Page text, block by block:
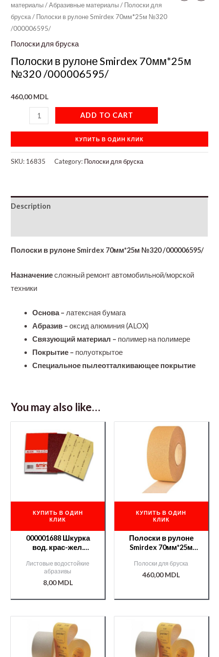
материалы/Абразивные материалы/ Полоски для
бруска/ Полоски в рулоне Smirdex 70мм*25м №320
/000006595/
Полоски для бруска
Полоски в рулоне Smirdex 70мм*25м
№320 /000006595/
460,00MDL
ADD TO CART
КУПИТЬ В ОДИН КЛИК
SKU: 16835 Category: Полоски для бруска
Description
Полоски в рулоне Smirdex 70мм*25м №320 /000006595/
Назначениесложный ремонт автомобильной/морской
техники
Основа – латексная бумага
Абразив – оксид алюминия (ALOX)
Связующий материал – полимер на полимере
Покрытие – полуоткрытое
Специальное пылеотталкивающее покрытие
You may also like…
КУПИТЬ В ОДИН
КЛИК
000001688 Шкурка
вод. крас-жел.
Листовые водостойкие
абразивы
8,00MDL
КУПИТЬ В ОДИН
КЛИК
Полоски в рулоне
Smirdex 70мм*25м
Полоски для бруска
460,00MDL